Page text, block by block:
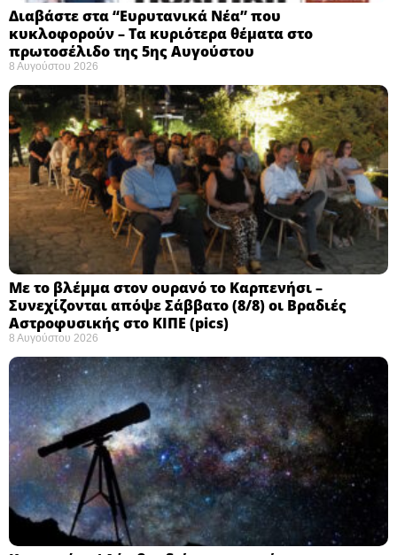
Διαβάστε στα “Ευρυτανικά Νέα” που
κυκλοφορούν – Τα κυριότερα θέματα στο
πρωτοσέλιδο της 5ης Αυγούστου
8 Αυγούστου 2026
Με το βλέμμα στον ουρανό το Καρπενήσι –
Συνεχίζονται απόψε Σάββατο (8/8) οι Βραδιές
Αστροφυσικής στο ΚΙΠΕ (pics)
8 Αυγούστου 2026